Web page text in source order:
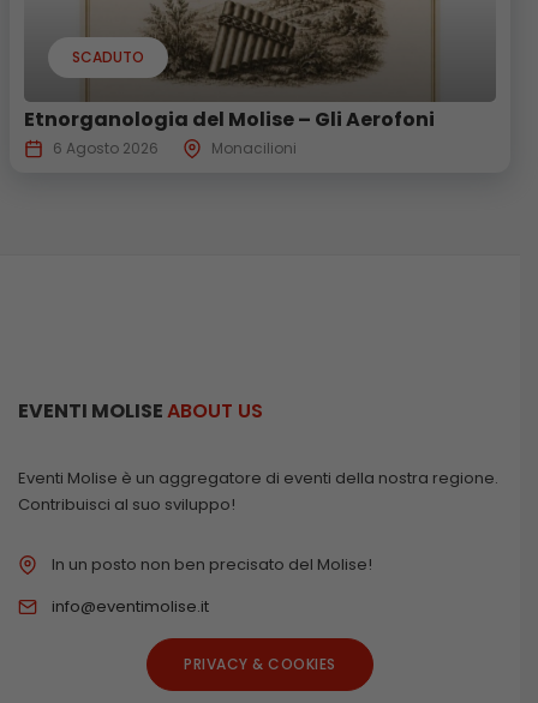
SCADUTO
Etnorganologia del Molise – Gli Aerofoni
6 Agosto 2026 Monacilioni
EVENTI MOLISEABOUT US
Eventi Molise è un aggregatore di eventi della nostra regione.
Contribuisci al suo sviluppo!
In un posto non ben precisato del Molise!
info@eventimolise.it
PRIVACY & COOKIES